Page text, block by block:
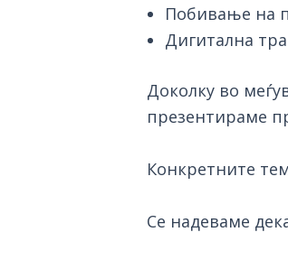
Побивање на
Дигитална
Доколку во
презентираме
Конкретните
Се надеваме